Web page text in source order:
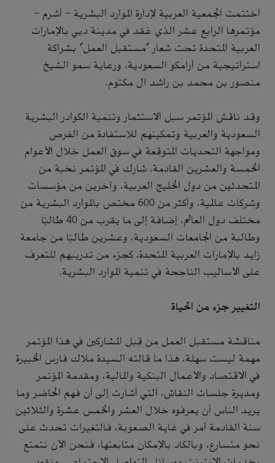
اختتمت الجمعية العربية لإدارة الموارد البشرية - أشرم -
مؤتمرها الرابع عشر الذي عُقد في مدينة دبي بالإمارات
العربية المتحدة تحت شعار "مستقبل العمل" بشراكة
استراتيجية من أرامكو السعودية، ورعاية سمو الشيخ
منصور بن محمد بن راشد آل مكتوم.
وقد ناقش المؤتمر سبل الاستثمار وتنمية الكوادر البشرية
السعودية والعربية وتمكينهم للاستفادة من الفرص
ومواجهة التحديات المتوقعة في سوق العمل خلال الأعوام
الخمسة والعشرين القادمة. شارك في المؤتمر نخبة من
المتحدثين من دول الخليج العربية، وآخرين من مؤسسات
وشركات عالمية، وأكثر من 600 مختص بالموارد البشرية من
مختلف دول العالم، إضافة إلى ما يقرب من 40 طالبًا
وطالبة من الجامعات السعودية، وعشرين طالبًا من جامعة
زايد بالإمارات العربية المتحدة، كجزء من تدريبهم للتعرف
على الأساليب الناجحة في تنمية الموارد البشرية.
التغيير جزء من الحياة
مناقشة مستقبل العمل من قِبل المشاركين في هذا المؤتمر
مهمة ليست سهلة، هذا ما قالته السيدة ملاك فارس الخبيرة
في الاقتصاد والأعمال البنكية والمالية، ومقدمة المؤتمر
ومديرة جلسات النقاش، التي أشارت إلى أن فهم الحاضر وما
يريد الناس أن يعرفوه خلال العشر والخمس عشرة والثلاثين
سنة القادمة أمر في غاية الصعوبة، فالتغيرات تحدث على
نحو متسارع، وبالكاد بالإمكان متابعتها، فنحن الآن نتمتع